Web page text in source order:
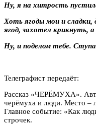
Ну, я на хитрость
Хоть ягоды мои и
ягод, захотел крикнуть,
Ну, и поделом тебе.
Телеграфист передаёт:
Рассказ «ЧЕРЁМУХА».
черёмуха и люди. Место –
Главное событие: «Как
строчек.